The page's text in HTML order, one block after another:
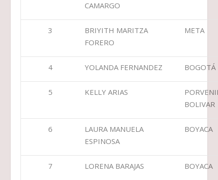
CAMARGO
3
BRIYITH MARITZA
FORERO
META
4 YOLANDA FERNANDEZ BOGOTÁ
5 KELLY ARIAS
BOLIVAR
6
LAURA MANUELA
ESPINOSA
BOYACA
7 LORENA BARAJAS BOYACA